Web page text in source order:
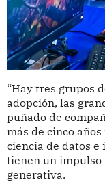
“Hay tres grupos
adopción, las
puñado de
más de cinco
ciencia de datos
tienen un impulso
generativa.